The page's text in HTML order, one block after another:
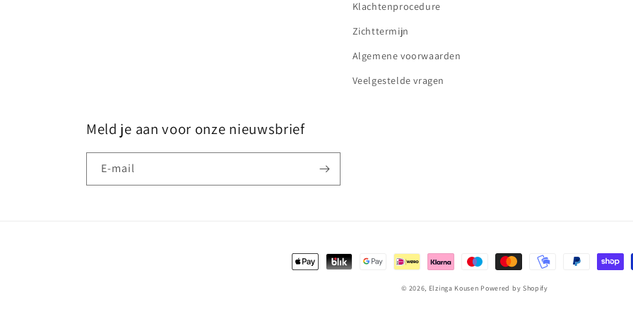
Klachtenprocedure
Zichttermijn
Algemene voorwaarden
Veelgestelde vragen
Meld je aan voor onze nieuwsbrief
E‑mail
Betaalmethoden
© 2026, Elzinga Kousen Powered by Shopify